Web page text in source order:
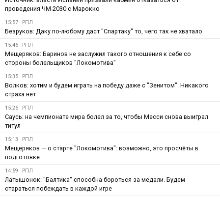
проведения ЧМ-2030 с Марокко
15:57 РПЛ
Безруков: Даку по-любому даст "Спартаку" то, чего так не хватало
15:46 РПЛ
Мещеряков: Баринов не заслужил такого отношения к себе со
стороны болельщиков "Локомотива"
15:35 РПЛ
Волков: хотим и будем играть на победу даже с "Зенитом". Никакого
страха нет
15:26 РПЛ
Саусь: на чемпионате мира болел за то, чтобы Месси снова выиграл
титул
15:13 РПЛ
Мещеряков — о старте "Локомотива": возможно, это просчёты в
подготовке
14:59 РПЛ
Латышонок: "Балтика" способна бороться за медали. Будем
стараться побеждать в каждой игре